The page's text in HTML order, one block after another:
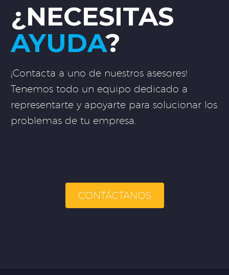
¿NECESITAS
AYUDA?
¡Contacta a uno de nuestros asesores!
Tenemos todo un equipo dedicado a
representarte y apoyarte para solucionar los
problemas de tu empresa.
CONTÁCTANOS